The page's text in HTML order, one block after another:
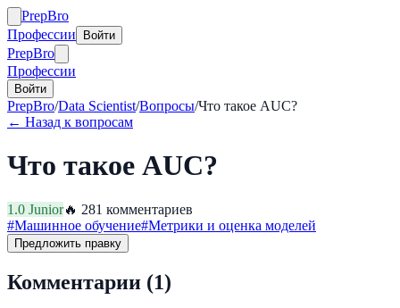
PrepBro
Профессии
Войти
PrepBro
Профессии
Войти
PrepBro/Data Scientist/Вопросы/Что такое AUC?
← Назад к вопросам
Что такое AUC?
1.0 Junior🔥 281 комментариев
#Машинное обучение#Метрики и оценка моделей
Предложить правку
Комментарии (1)